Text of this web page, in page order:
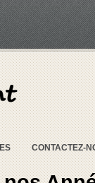
CONTACTEZ-